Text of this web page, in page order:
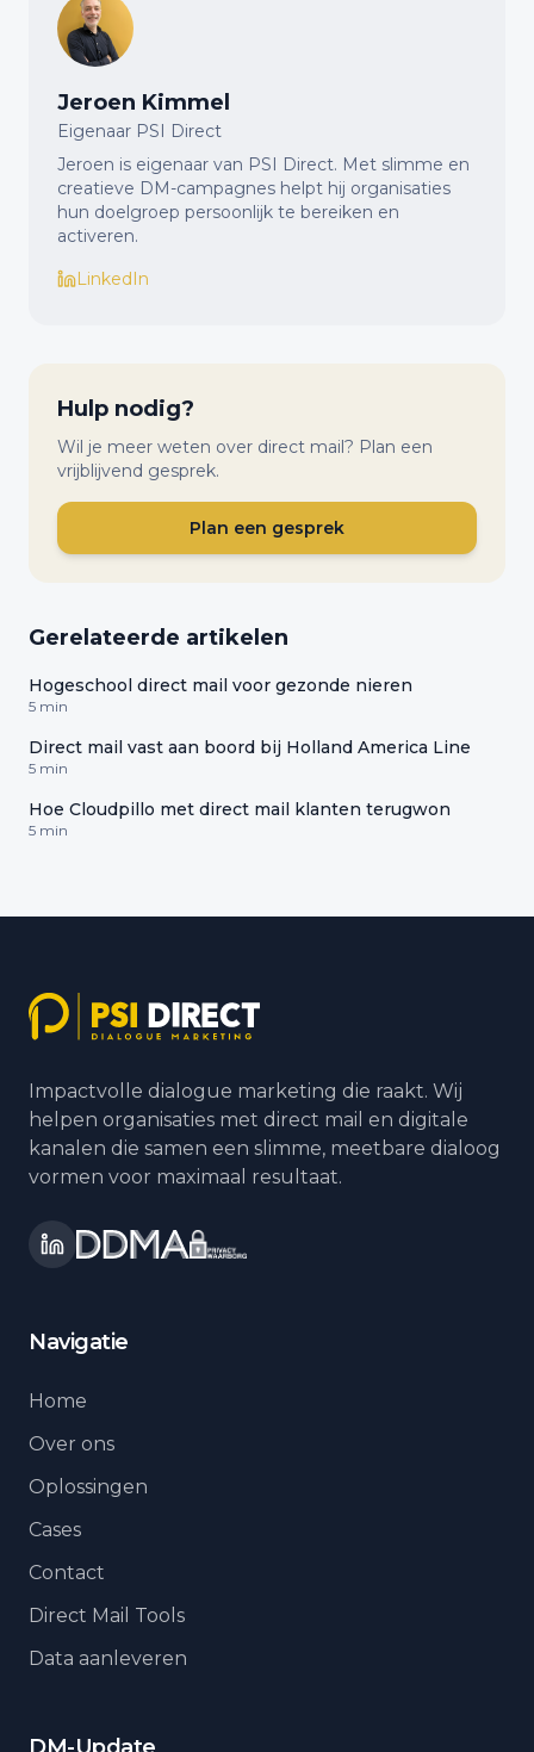
Jeroen Kimmel
Eigenaar PSI Direct
Jeroen is eigenaar van PSI Direct. Met slimme en
creatieve DM-campagnes helpt hij organisaties
hun doelgroep persoonlijk te bereiken en
activeren.
LinkedIn
Hulp nodig?
Wil je meer weten over direct mail? Plan een
vrijblijvend gesprek.
Plan een gesprek
Gerelateerde artikelen
Hogeschool direct mail voor gezonde nieren
5 min
Direct mail vast aan boord bij Holland America Line
5 min
Hoe Cloudpillo met direct mail klanten terugwon
5 min
Impactvolle dialogue marketing die raakt. Wij
helpen organisaties met direct mail en digitale
kanalen die samen een slimme, meetbare dialoog
vormen voor maximaal resultaat.
Navigatie
Home
Over ons
Oplossingen
Cases
Contact
Direct Mail Tools
Data aanleveren